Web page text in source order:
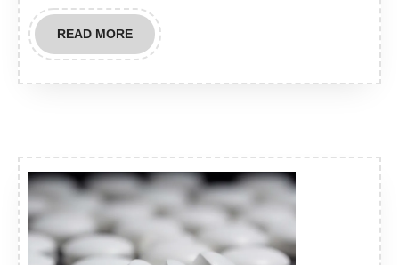
READ MOREREAD
MORE